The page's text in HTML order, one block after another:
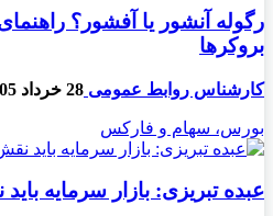
رگوله آنشور یا آفشور؟
بروکرها
کارشناس روابط عمومی 28 خرداد 1405
بورس، سهام و فارکس
عبده تبریزی: بازار سرمایه